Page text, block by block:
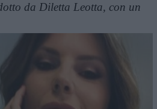
da Diletta Leotta, con un